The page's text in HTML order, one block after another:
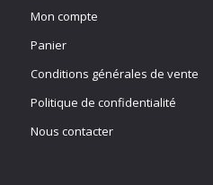
Mon compte
Panier
Conditions générales de vente
Politique de confidentialité
Nous contacter